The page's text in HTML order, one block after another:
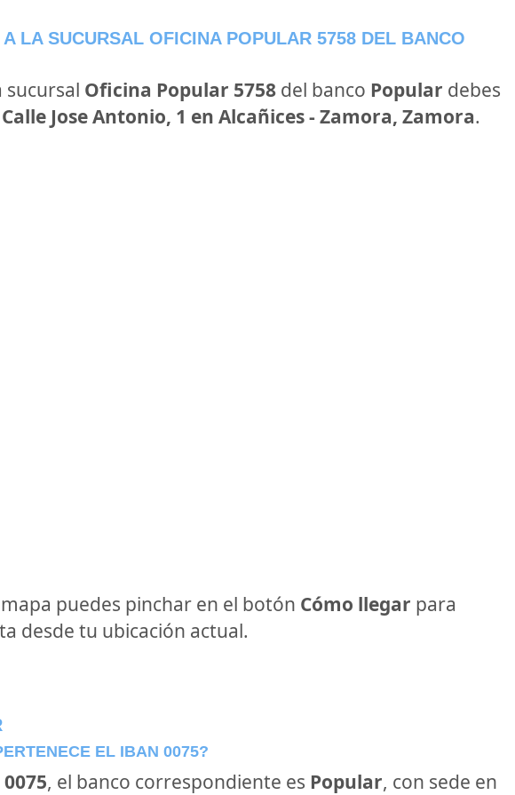
LA SUCURSAL OFICINA POPULAR 5758 DEL BANCO
sucursal Oficina Popular 5758 del banco Popular debes
Calle Jose Antonio, 1 en Alcañices - Zamora, Zamora.
puedes pinchar en el botón Cómo llegar para
desde tu ubicación actual.
EL IBAN 0075?
0075, el banco correspondiente es Popular, con sede en